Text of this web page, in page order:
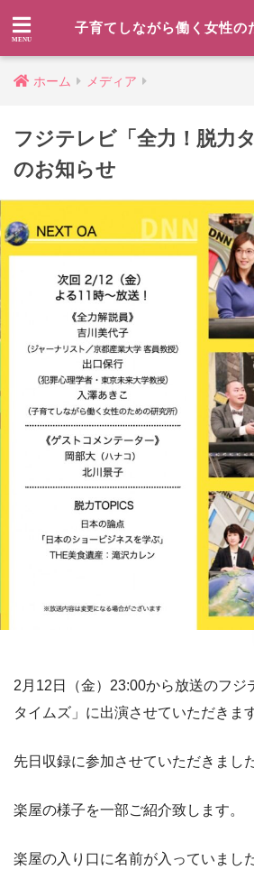
子育てしながら働く女性の
ホーム メディア
フジテレビ「全力！脱力
のお知らせ
2月12日（金）23:00から放送のフジ
タイムズ」に出演させていただきます
先日収録に参加させていただきました
楽屋の様子を一部ご紹介致します。
楽屋の入り口に名前が入っていました